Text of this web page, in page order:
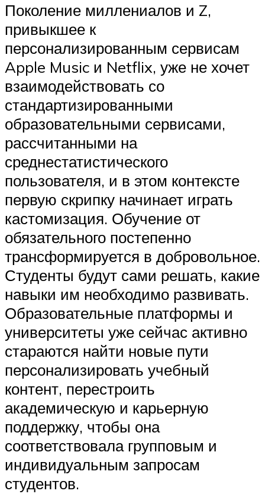
Поколение миллениалов и Z,
привыкшее к
персонализированным сервисам
Apple Music и Netflix, уже не хочет
взаимодействовать со
стандартизированными
образовательными сервисами,
рассчитанными на
среднестатистического
пользователя, и в этом контексте
первую скрипку начинает играть
кастомизация. Обучение от
обязательного постепенно
трансформируется в добровольное.
Студенты будут сами решать, какие
навыки им необходимо развивать.
Образовательные платформы и
университеты уже сейчас активно
стараются найти новые пути
персонализировать учебный
контент, перестроить
академическую и карьерную
поддержку, чтобы она
соответствовала групповым и
индивидуальным запросам
студентов.